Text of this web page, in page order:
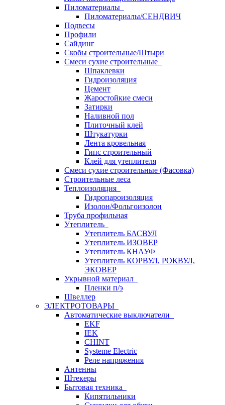
Пиломатериалы
Пиломатериалы/СЕНДВИЧ
Подвесы
Профили
Сайдинг
Скобы строительные/Штыри
Смеси сухие строительные
Шпаклевки
Гидроизоляция
Цемент
Жаростойкие смеси
Затирки
Наливной пол
Плиточный клей
Штукатурки
Лента кровельная
Гипс строительный
Клей для утеплителя
Смеси сухие строительные (Фасовка)
Строительные леса
Теплоизоляция
Гидропароизоляция
Изолон/Фольгоизолон
Труба профильная
Утеплитель
Утеплитель БАСВУЛ
Утеплитель ИЗОВЕР
Утеплитель КНАУФ
Утеплитель КОРВУЛ, РОКВУЛ,
ЭКОВЕР
Укрывной материал
Пленки п/э
Швеллер
ЭЛЕКТРОТОВАРЫ
Автоматические выключатели
EKF
IEK
CHINT
Systeme Electric
Реле напряжения
Антенны
Штекеры
Бытовая техника
Кипятильники